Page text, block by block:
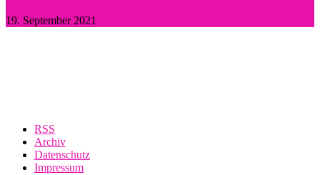
19. September 2021
RSS
Archiv
Datenschutz
Impressum